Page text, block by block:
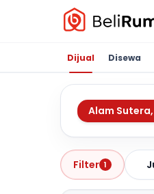
Dijual Disewa
Alam Sutera,
Filter 1